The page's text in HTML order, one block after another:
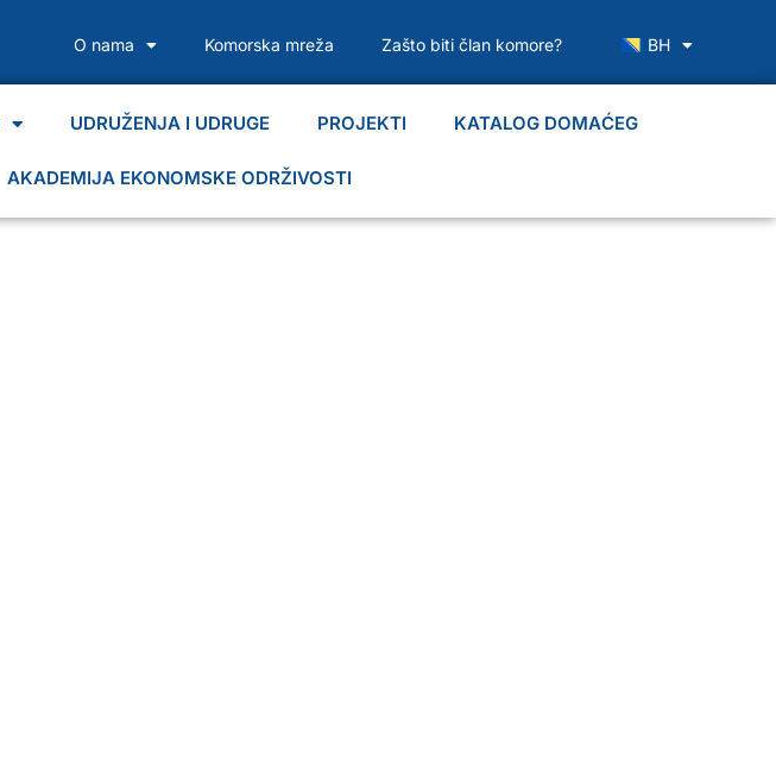
O nama Komorska mreža Zašto biti član komore? BH
UDRUŽENJA I UDRUGE PROJEKTI KATALOG DOMAĆEG
AKADEMIJA EKONOMSKE ODRŽIVOSTI